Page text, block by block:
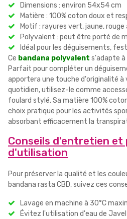
Dimensions : environ 54x54 cm
Matière : 100% coton doux et
Motif : rayures vert, jaune,
Polyvalent : peut être porté de
Idéal pour les déguisements,
Ce bandana polyvalent s'adapte à
Parfait pour compléter un
apportera une touche d'originalité à
quotidien, utilisez-le comme
foulard stylé. Sa matière 100%
choix pratique pour les activités
absorbant efficacement la
Conseils d'entretien et
d'utilisation
Pour préserver la qualité et les
bandana rasta CBD, suivez ces
Lavage en machine à 30°C
Évitez l'utilisation d'eau de